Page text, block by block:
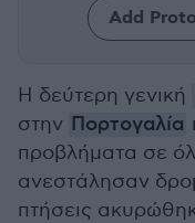
Add
Η δεύτερη γενική
στην Πορτογαλία
προβλήματα σε
ανεστάλησαν
πτήσεις